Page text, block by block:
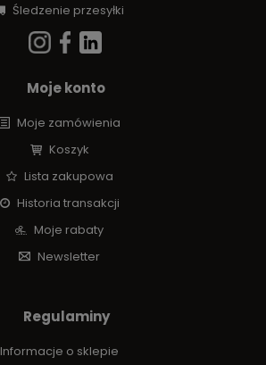
Śledzenie przesyłki
Moje konto
Moje zamówienia
Koszyk
Lista zakupowa
Historia transakcji
Moje rabaty
Newsletter
Regulaminy
Informacje o sklepie